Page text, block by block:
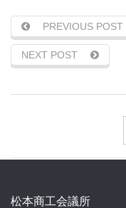
PREVIOUS POST
NEXT POST
松本商工会議所